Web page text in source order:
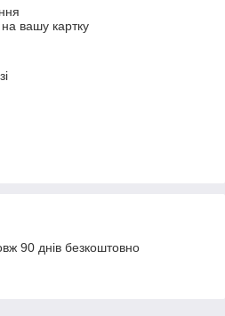
вашу картку
90 днів безкоштовно